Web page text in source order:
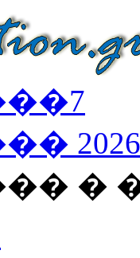
7
2026
�